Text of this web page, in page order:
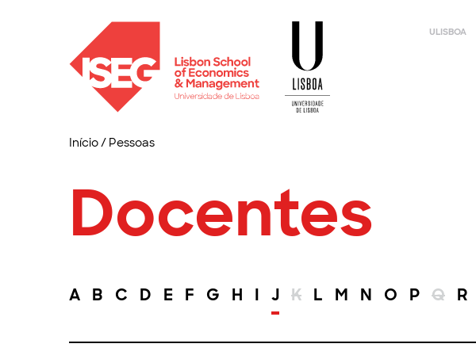
ULISBOA
Início/ Pessoas
Docentes
A B C D E F G H I J K L M N O P Q R